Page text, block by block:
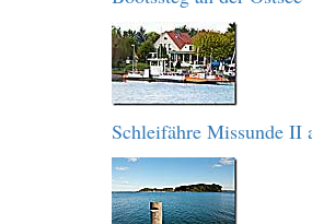
Schleifähre Missunde II